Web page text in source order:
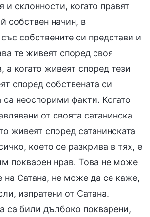
и склонности, когато правят
собствен начин, в
собствените си представи и
те живеят според своя
а когато живеят според тези
според собствената си
са неоспорими факти. Когато
от своята сатанинска
живеят според сатанинската
което се разкрива в тях, е
покварен нрав. Това не може
на Сатана, не може да се каже,
изпратени от Сатана.
са били дълбоко покварени,